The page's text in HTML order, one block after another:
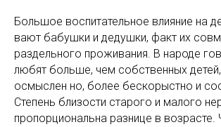
Большое воспитательное влияние на
вают бабушки и дедушки, факт их
раздельного проживания. В народе
любят больше, чем собственных
осмыслен но, более бескорыстно и
Степень близости старого и малого
пропорциональна разнице в